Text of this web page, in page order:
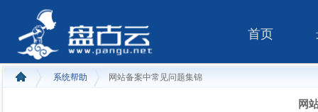
首页
系统帮助 网站备案中常见问题集锦
网